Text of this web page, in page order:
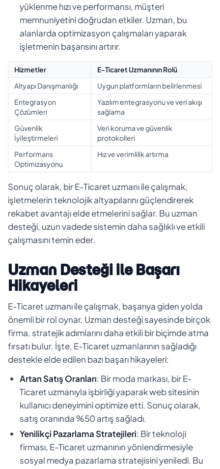
yüklenme hızı ve performansı, müşteri
memnuniyetini doğrudan etkiler. Uzman, bu
alanlarda optimizasyon çalışmaları yaparak
işletmenin başarısını artırır.
Hizmetler
E-Ticaret Uzmanının Rolü
Altyapı Danışmanlığı
Uygun platformların belirlenmesi
Entegrasyon
Çözümleri
Yazılım entegrasyonu ve veri akışı
sağlama
Güvenlik
İyileştirmeleri
Veri koruma ve güvenlik
protokolleri
Performans
Optimizasyonu
Hız ve verimlilik artırma
Sonuç olarak, bir E-Ticaret uzmanı ile çalışmak,
işletmelerin teknolojik altyapılarını güçlendirerek
rekabet avantajı elde etmelerini sağlar. Bu uzman
desteği, uzun vadede sistemin daha sağlıklı ve etkili
çalışmasını temin eder.
Uzman Desteği ile Başarı
Hikayeleri
E-Ticaret uzmanı ile çalışmak, başarıya giden yolda
önemli bir rol oynar. Uzman desteği sayesinde birçok
firma, stratejik adımlarını daha etkili bir biçimde atma
fırsatı bulur. İşte, E-Ticaret uzmanlarının sağladığı
destekle elde edilen bazı başarı hikayeleri:
Artan Satış Oranları: Bir moda markası, bir E-
Ticaret uzmanıyla işbirliği yaparak web sitesinin
kullanıcı deneyimini optimize etti. Sonuç olarak,
satış oranında %50 artış sağladı.
Yenilikçi Pazarlama Stratejileri: Bir teknoloji
firması, E-Ticaret uzmanının yönlendirmesiyle
sosyal medya pazarlama stratejisini yeniledi. Bu